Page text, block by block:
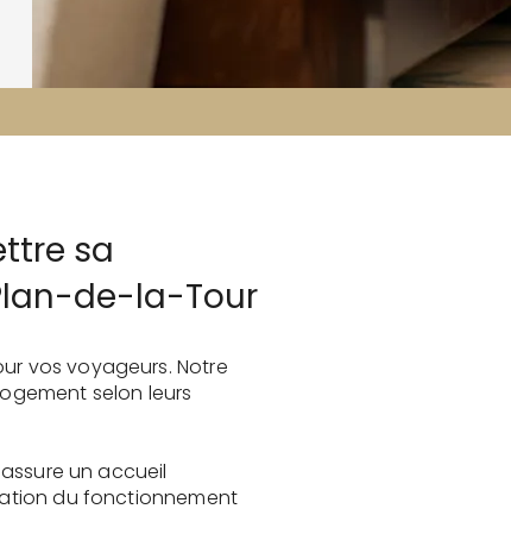
sa
de-la-Tour
vos voyageurs. Notre
selon leurs
un accueil
du fonctionnement